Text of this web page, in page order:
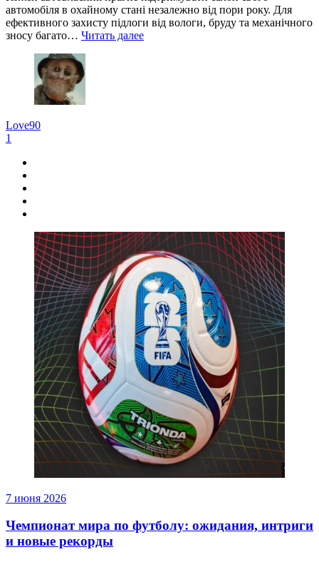
автомобіля в охайному стані незалежно від пори року. Для
ефективного захисту підлоги від вологи, бруду та механічного
зносу багато… Читать далее
Love90
1
7 июня 2026
Чемпионат мира по футболу: ожидания, интриги
и новые рекорды